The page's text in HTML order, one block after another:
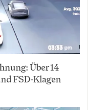
Über 14
FSD-Klagen